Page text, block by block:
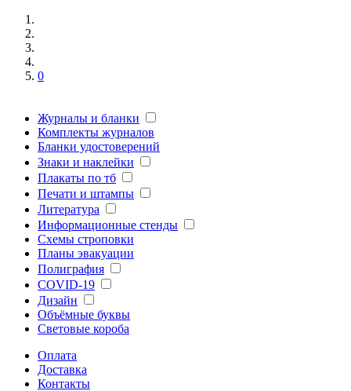
0
Журналы и бланки
Комплекты журналов
Бланки удостоверений
Знаки и наклейки
Плакаты по тб
Печати и штампы
Литература
Информационные стенды
Схемы строповки
Планы эвакуации
Полиграфия
COVID-19
Дизайн
Объёмные буквы
Световые короба
Оплата
Доставка
Контакты